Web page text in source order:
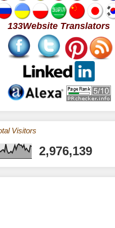
133Website Translators
Visitors
2,976,139